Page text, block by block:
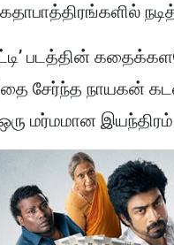
படத்தின்
சேர்ந்த நாயகன்
மர்மமான இயந்திரம்